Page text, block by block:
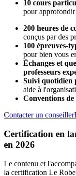
10 cours
pour approfondir
200 heures de
conçus par des
100 épreuves-
pour bien vous
Échanges et
professeurs
Suivi quotidien
aide à
Conventions de
Contacter un conseiller
Certification en
en 2026
Le contenu et
la certification Le